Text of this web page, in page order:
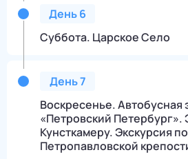
День6
Суббота. Царское Село
День7
Воскресенье. Автобусная
«Петровский Петербург».
Кунсткамеру. Экскурсия
Петропавловской